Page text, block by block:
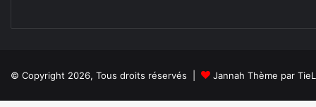
© Copyright 2026, Tous droits réservés | Jannah Thème par